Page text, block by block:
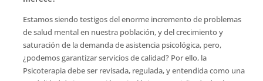
Estamos siendo testigos del enorme incremento de problemas
de salud mental en nuestra población, y del crecimiento y
saturación de la demanda de asistencia psicológica, pero,
¿podemos garantizar servicios de calidad? Por ello, la
Psicoterapia debe ser revisada, regulada, y entendida como una